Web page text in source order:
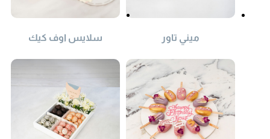
ميني تاور سلايس اوف كيك